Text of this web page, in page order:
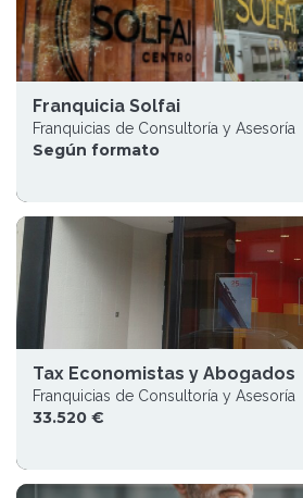
Franquicia Solfai
Franquicias de Consultoría y Asesoría
Según formato
Tax Economistas y Abogados
Franquicias de Consultoría y Asesoría
33.520 €